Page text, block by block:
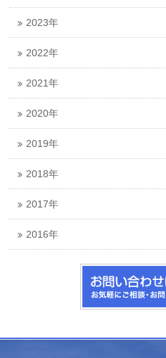
2023年
2022年
2021年
2020年
2019年
2018年
2017年
2016年